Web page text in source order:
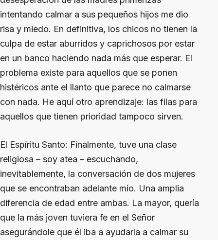
intentando calmar a sus pequeños hijos me dio
risa y miedo. En definitiva, los chicos no tienen la
culpa de estar aburridos y caprichosos por estar
en un banco haciendo nada más que esperar. El
problema existe para aquellos que se ponen
histéricos ante el llanto que parece no calmarse
con nada. He aquí otro aprendizaje: las filas para
aquellos que tienen prioridad tampoco sirven.
El Espíritu Santo: Finalmente, tuve una clase
religiosa – soy atea – escuchando,
inevitablemente, la conversación de dos mujeres
que se encontraban adelante mío. Una amplia
diferencia de edad entre ambas. La mayor, quería
que la más joven tuviera fe en el Señor
asegurándole que él iba a ayudarla a calmar su